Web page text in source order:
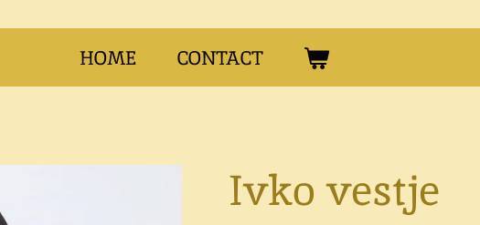
HOME CONTACT
Ivko vestje